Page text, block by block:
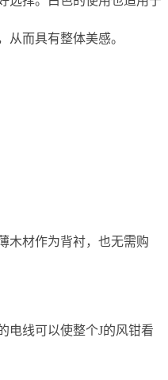
而具有整体美感。
木材作为背衬，也无需购
电线可以使整个J的风钳看